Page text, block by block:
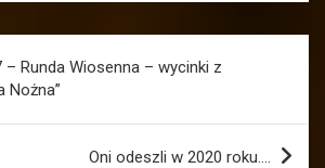
Runda Wiosenna – wycinki z
Nożna”
Oni odeszli w 2020 roku….